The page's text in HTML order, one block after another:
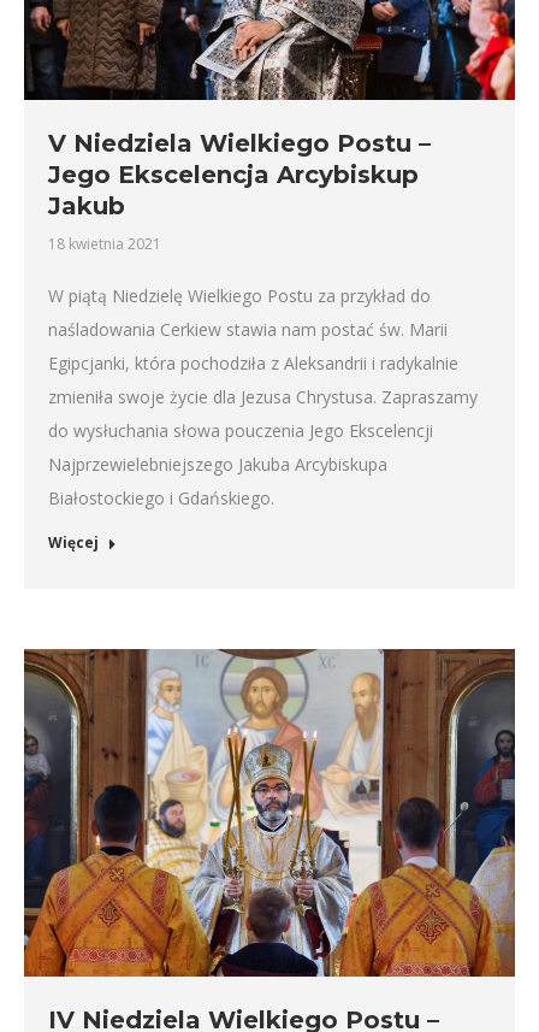
V Niedziela Wielkiego Postu –
Jego Ekscelencja Arcybiskup
Jakub
18 kwietnia 2021
W piątą Niedzielę Wielkiego Postu za przykład do
naśladowania Cerkiew stawia nam postać św. Marii
Egipcjanki, która pochodziła z Aleksandrii i radykalnie
zmieniła swoje życie dla Jezusa Chrystusa. Zapraszamy
do wysłuchania słowa pouczenia Jego Ekscelencji
Najprzewielebniejszego Jakuba Arcybiskupa
Białostockiego i Gdańskiego.
Więcej
IV Niedziela Wielkiego Postu –